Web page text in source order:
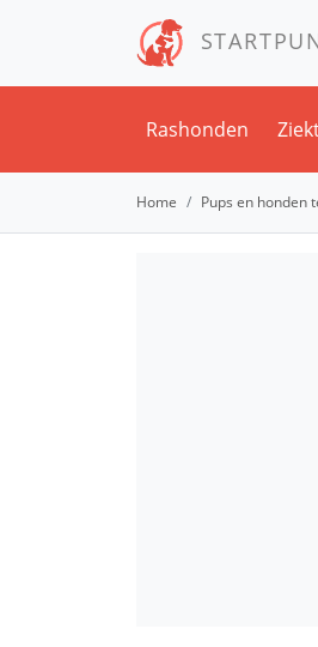
Rashonden
Home Pups en honden